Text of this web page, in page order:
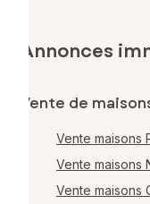
Annonces
Vente de
Vente maisons
Vente maisons
Vente maisons